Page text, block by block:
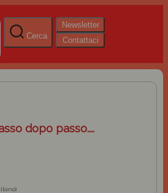
Cerca
Newsletter
Contattaci
dopo passo....